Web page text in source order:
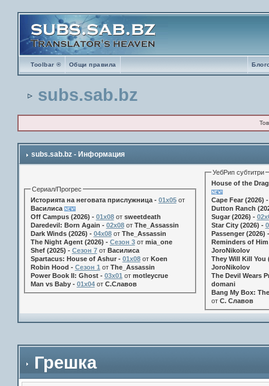
Toolbar ® Общи правила
subs.sab.bz
subs.sab.bz - Информация
Сериал/Прогрес
Историята на неговата прислужница - 01х05от
Василиса
Off Campus (2026) - 01x08от sweetdeath
Daredevil: Born Again - 02x08от The_Assassin
Dark Winds (2026) - 04x08от The_Assassin
The Night Agent (2026) - Сезон 3от mia_one
Shef (2025) - Сезон 7от Василиса
Spartacus: House of Ashur - 01x08от Koen
Robin Hood - Сезон 1 от The_Assassin
Power Book II: Ghost - 03x01 от motleycrue
Man vs Baby - 01x04от С.Славов
УебРип субтитри
House of the
Cape Fear (2026)
Dutton Ranch
Sugar (2026) -
Star City (2026) -
Passenger (2026)
Reminders of
JoroNikolov
They Will Kill You
JoroNikolov
The Devil Wears
domani
Bang My Box:
от С. Славов
Грешка